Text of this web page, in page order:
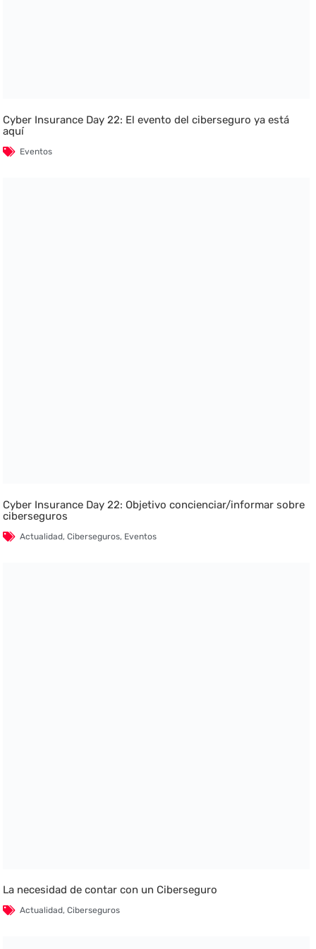
Cyber Insurance Day 22: El evento del ciberseguro ya está
aquí
Eventos
Cyber Insurance Day 22: Objetivo concienciar/informar sobre
ciberseguros
Actualidad,Ciberseguros, Eventos
La necesidad de contar con un Ciberseguro
Actualidad,Ciberseguros